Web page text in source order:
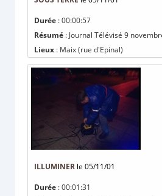
Durée : 00:00:57
Résumé : Journal Télévisé 9
Lieux : Maix (rue d'Epinal)
ILLUMINER le 05/11/01
Durée : 00:01:31